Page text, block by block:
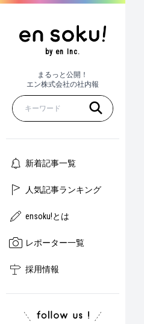
by en Inc.
まるっと公開！
エン株式会社の社内報
新着記事一覧
人気記事ランキング
ensoku!とは
レポーター一覧
採用情報